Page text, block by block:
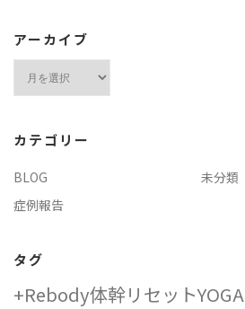
アーカイブ
ブ
カテゴリー
BLOG
未分類
症例報告
タグ
+Rebody体幹リセットYOGA